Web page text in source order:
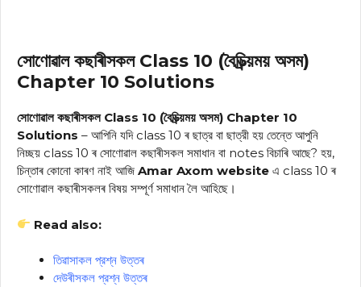
সোণোৱাল কছাৰীসকল Class 10 (বৈচিত্ৰ্য়ময় অসম)
Chapter 10 Solutions
সোণোৱাল কছাৰীসকল Class 10 (বৈচিত্ৰ্য়ময় অসম) Chapter 10
Solutions – আপিনি যদি class 10 ৰ ছাত্র বা ছাত্রী হয় তেন্তে আপুনি
নিচ্ছয় class 10 ৰ সোণোৱাল কছাৰীসকল সমাধান বা notes বিচাৰি আছে? হয়,
চিন্তাৰ কোনো কাৰণ নাই আজি Amar Axom website এ class 10 ৰ
সোণোৱাল কছাৰীসকলৰ বিষয় সম্পূর্ণ সমাধান লৈ আহিছে।
Read also:
তিৱাসাকল প্রশ্ন উত্তৰ
দেউৰীসকল প্রশ্ন উত্তৰ